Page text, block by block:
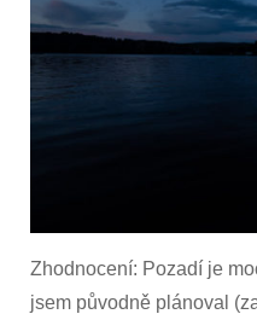
Zhodnocení: Pozadí je
jsem původně plánoval